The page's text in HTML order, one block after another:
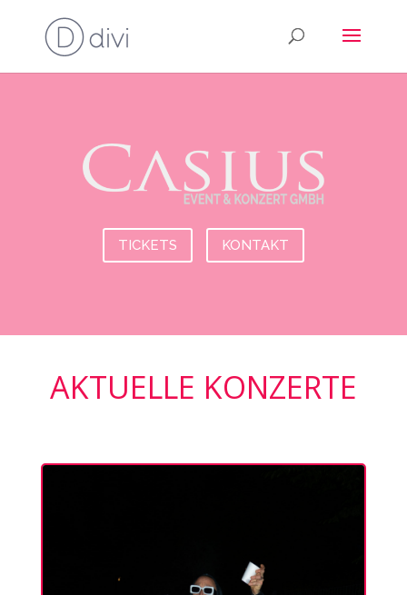
TICKETS KONTAKT
AKTUELLE KONZERTE